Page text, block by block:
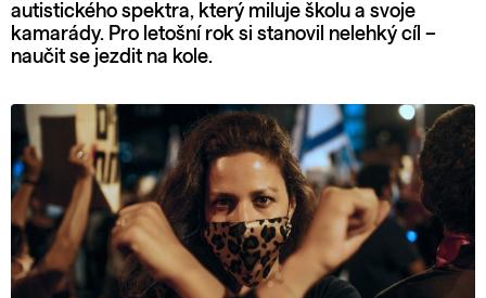
autistického spektra, který miluje školu a svoje
kamarády. Pro letošní rok si stanovil nelehký cíl –
naučit se jezdit na kole.